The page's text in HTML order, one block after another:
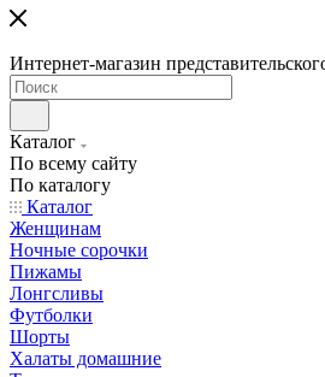
Интернет-магазин
Каталог
По всему сайту
По каталогу
Каталог
Женщинам
Ночные сорочки
Пижамы
Лонгсливы
Футболки
Шорты
Халаты домашние